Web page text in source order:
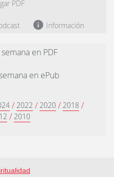
PDF
Información
en PDF
en ePub
/ 2022 / 2020 / 2018 /
/ 2010